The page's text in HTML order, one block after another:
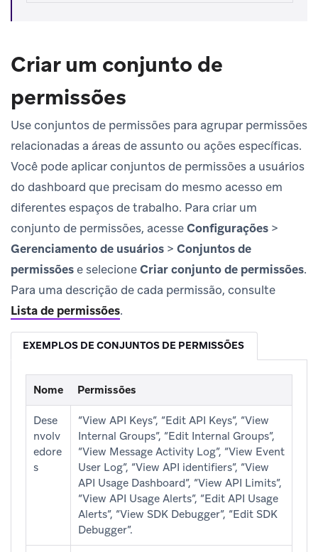
Criar um conjunto de
permissões
Use conjuntos de permissões para agrupar permissões
relacionadas a áreas de assunto ou ações específicas.
Você pode aplicar conjuntos de permissões a usuários
do dashboard que precisam do mesmo acesso em
diferentes espaços de trabalho. Para criar um
conjunto de permissões, acesseConfigurações >
Gerenciamento de usuários > Conjuntos de
permissõese selecioneCriar conjunto de permissões.
Para uma descrição de cada permissão, consulte
Lista de permissões.
EXEMPLOS DE CONJUNTOS DE PERMISSÕES
Nome Permissões
Dese
nvolv
edore
s
“View API Keys”, “Edit API Keys”, “View
Internal Groups”, “Edit Internal Groups”,
“View Message Activity Log”, “View Event
User Log”, “View API identifiers”, “View
API Usage Dashboard”, “View API Limits”,
“View API Usage Alerts”, “Edit API Usage
Alerts”, “View SDK Debugger”, “Edit SDK
Debugger”.